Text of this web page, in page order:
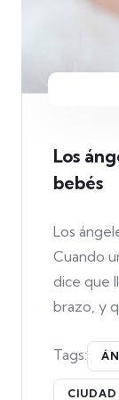
Los
bebés
Los
Cuando
dice que
brazo, y
Tags:
CIUDAD